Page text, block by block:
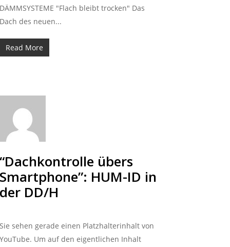
DÄMMSYSTEME "Flach bleibt trocken" Das
Dach des neuen...
Read More
“Dachkontrolle übers
Smartphone”: HUM-ID in
der DD/H
Sie sehen gerade einen Platzhalterinhalt von
YouTube. Um auf den eigentlichen Inhalt